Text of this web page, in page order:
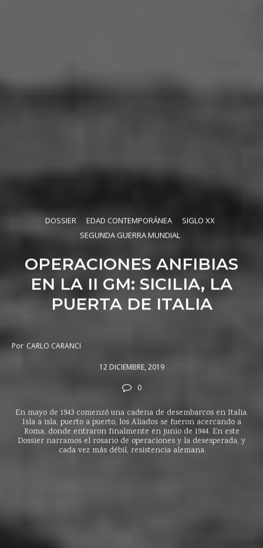
DOSSIER EDAD CONTEMPORÁNEA
SIGLO XX
SEGUNDA GUERRA MUNDIAL
OPERACIONES ANFIBIAS
EN LA II GM: SICILIA, LA
PUERTA DE ITALIA
Por CARLO CARANCI
12 DICIEMBRE, 2019
0
En mayo de 1943 comenzó una cadena de desembarcos en Italia.
Isla a isla, puerto a puerto, los Aliados se fueron acercando a
Roma, donde entraron finalmente en junio de 1944. En este
Dossier narramos el rosario de operaciones y la desesperada, y
cada vez más débil, resistencia alemana